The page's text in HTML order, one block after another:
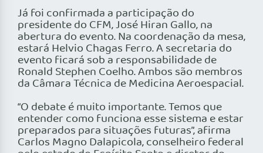
Já foi confirmada a participação do
presidente do CFM, José Hiran Gallo, na
abertura do evento. Na coordenação da mesa,
estará Helvio Chagas Ferro. A secretaria do
evento ficará sob a responsabilidade de
Ronald Stephen Coelho. Ambos são membros
da Câmara Técnica de Medicina Aeroespacial.
“O debate é muito importante. Temos que
entender como funciona esse sistema e estar
preparados para situações futuras”, afirma
Carlos Magno Dalapicola, conselheiro federal